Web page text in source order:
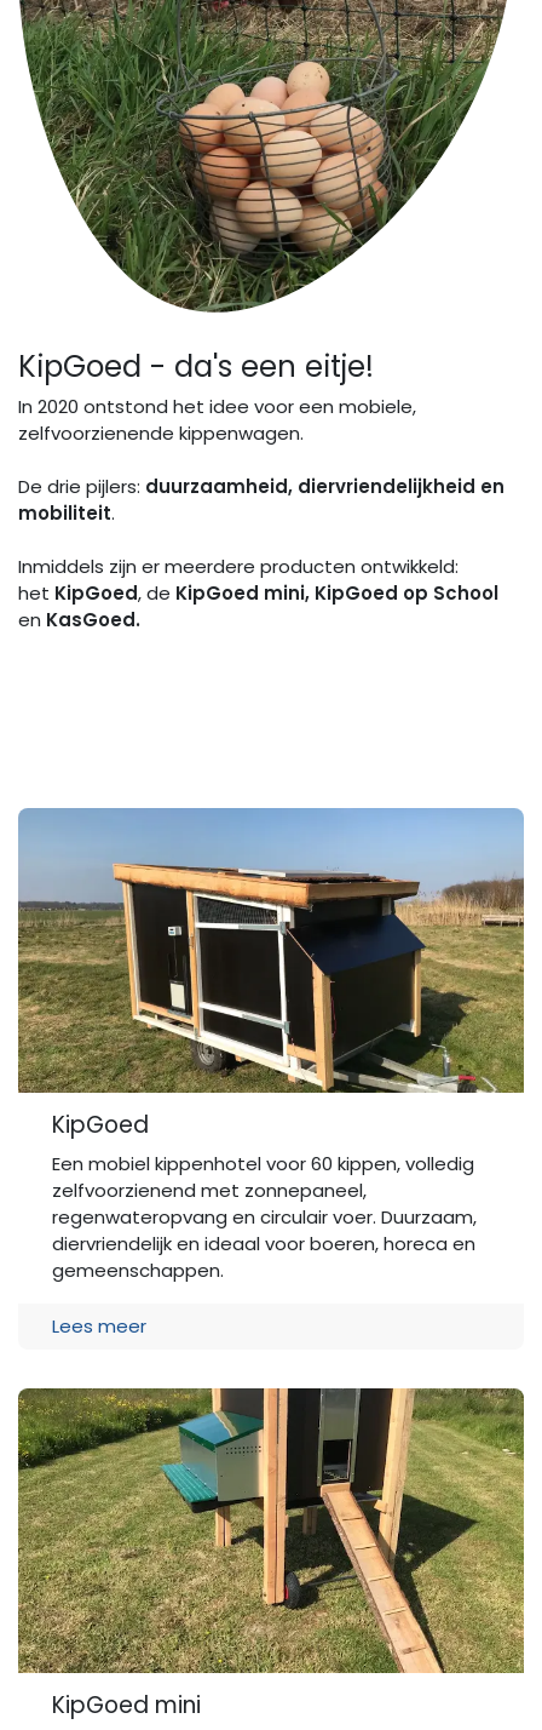
KipGoed - da's een eitje!
In 2020 ontstond het idee voor een mobiele,
zelfvoorzienende kippenwagen.
De drie pijlers: duurzaamheid, diervriendelijkheid en
mobiliteit.
Inmiddels zijn er meerdere producten ontwikkeld:
het KipGoed, de KipGoed mini, KipGoed op School
en KasGoed.
KipGoed
Een mobiel kippenhotel voor 60 kippen, volledig
zelfvoorzienend met zonnepaneel,
regenwateropvang en circulair voer. Duurzaam,
diervriendelijk en ideaal voor boeren, horeca en
gemeenschappen.
Lees meer
KipGoed mini